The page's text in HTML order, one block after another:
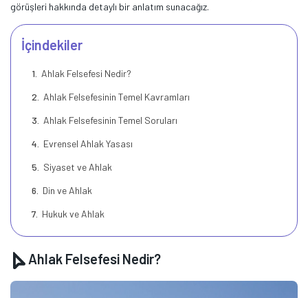
görüşleri hakkında detaylı bir anlatım sunacağız.
İçindekiler
Ahlak Felsefesi Nedir?
Ahlak Felsefesinin Temel Kavramları
Ahlak Felsefesinin Temel Soruları
Evrensel Ahlak Yasası
Siyaset ve Ahlak
Din ve Ahlak
Hukuk ve Ahlak
Ahlak Felsefesi Nedir?